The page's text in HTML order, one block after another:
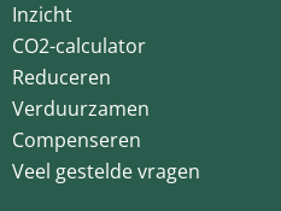
Inzicht
CO2-calculator
Reduceren
Verduurzamen
Compenseren
Veel gestelde vragen